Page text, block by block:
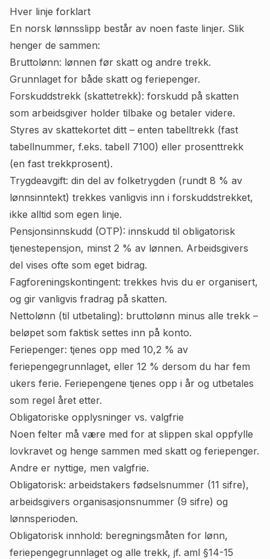
Hver linje forklart
En norsk lønnsslipp består av noen faste linjer. Slik
henger de sammen:
Bruttolønn: lønnen før skatt og andre trekk.
Grunnlaget for både skatt og feriepenger.
Forskuddstrekk (skattetrekk): forskudd på skatten
som arbeidsgiver holder tilbake og betaler videre.
Styres av skattekortet ditt – enten tabelltrekk (fast
tabellnummer, f.eks. tabell 7100) eller prosenttrekk
(en fast trekkprosent).
Trygdeavgift: din del av folketrygden (rundt 8 % av
lønnsinntekt) trekkes vanligvis inn i forskuddstrekket,
ikke alltid som egen linje.
Pensjonsinnskudd (OTP): innskudd til obligatorisk
tjenestepensjon, minst 2 % av lønnen. Arbeidsgivers
del vises ofte som eget bidrag.
Fagforeningskontingent: trekkes hvis du er organisert,
og gir vanligvis fradrag på skatten.
Nettolønn (til utbetaling): bruttolønn minus alle trekk –
beløpet som faktisk settes inn på konto.
Feriepenger: tjenes opp med 10,2 % av
feriepengegrunnlaget, eller 12 % dersom du har fem
ukers ferie. Feriepengene tjenes opp i år og utbetales
som regel året etter.
Obligatoriske opplysninger vs. valgfrie
Noen felter må være med for at slippen skal oppfylle
lovkravet og henge sammen med skatt og feriepenger.
Andre er nyttige, men valgfrie.
Obligatorisk: arbeidstakers fødselsnummer (11 sifre),
arbeidsgivers organisasjonsnummer (9 sifre) og
lønnsperioden.
Obligatorisk innhold: beregningsmåten for lønn,
feriepengegrunnlaget og alle trekk, jf. aml §14-15